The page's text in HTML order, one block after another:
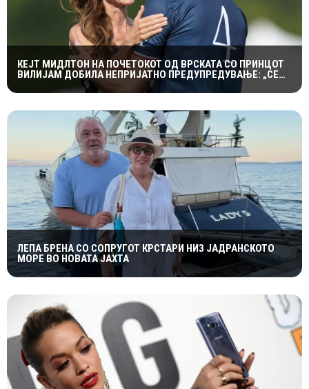
КЕЈТ МИДЛТОН НА ПОЧЕТОКОТ ОД ВРСКАТА СО ПРИНЦОТ
ВИЛИЈАМ ДОБИЛА НЕПРИЈАТНО ПРЕДУПРЕДУВАЊЕ: „СЕ
МАЖИШ ВО ПОГРЕШНО СЕМЕЈСТВО“
ЛЕПА БРЕНА СО СОПРУГОТ КРСТАРИ НИЗ ЈАДРАНСКОТО
МОРЕ ВО НОВАТА ЈАХТА